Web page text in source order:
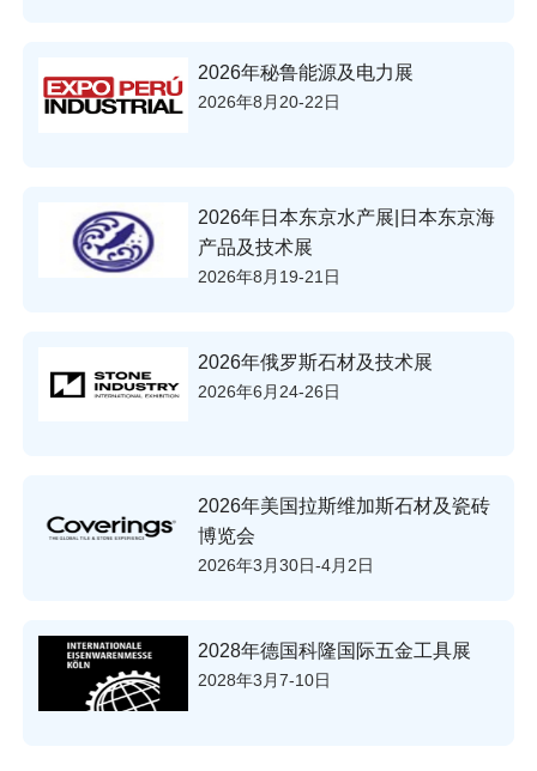
2026年秘鲁能源及电力展
2026年8月20-22日
2026年日本东京水产展|日本东京海
产品及技术展
2026年8月19-21日
2026年俄罗斯石材及技术展
2026年6月24-26日
2026年美国拉斯维加斯石材及瓷砖
博览会
2026年3月30日-4月2日
2028年德国科隆国际五金工具展
2028年3月7-10日